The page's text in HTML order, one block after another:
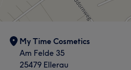
My Time Cosmetics
Am Felde 35
25479 Ellerau